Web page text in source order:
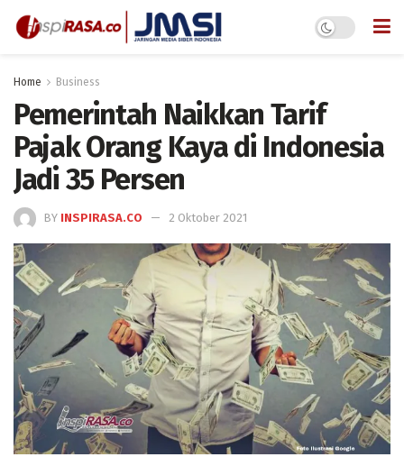
Home Business
Pemerintah Naikkan Tarif
Pajak Orang Kaya di Indonesia
Jadi 35 Persen
BY INSPIRASA.CO 2 Oktober 2021